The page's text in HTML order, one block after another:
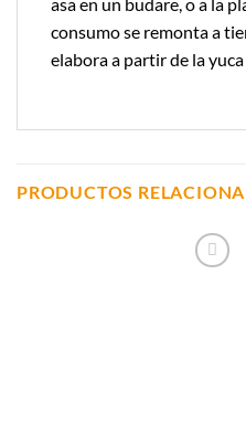
consumo se remonta a
elabora a partir de la
PRODUCTOS